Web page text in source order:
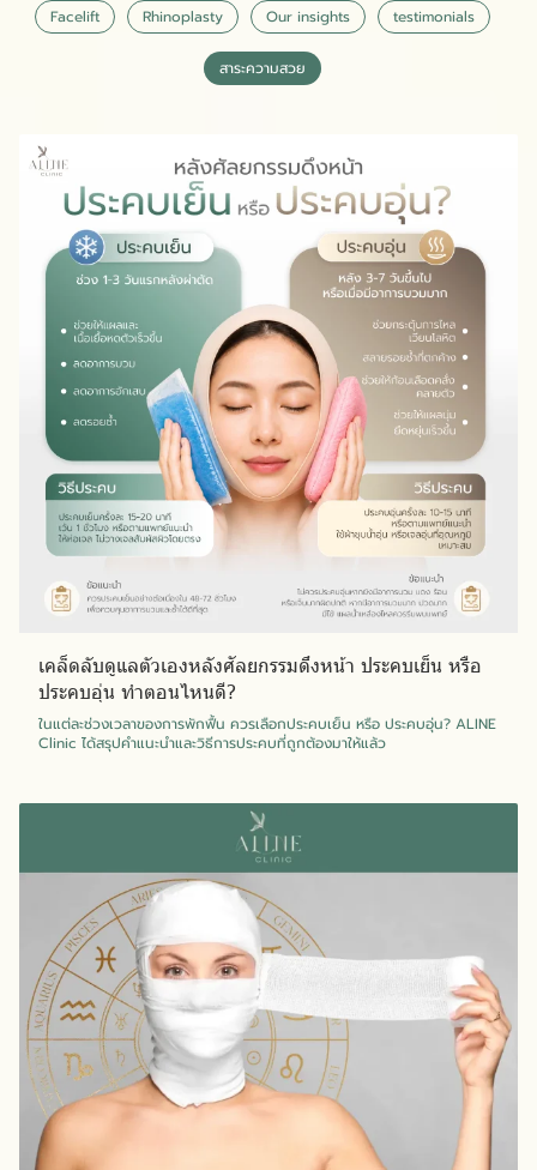
Facelift Rhinoplasty Our insights testimonials
สาระความสวย
เคล็ดลับดูแลตัวเองหลังศัลยกรรมดึงหน้า ประคบเย็น หรือ
ประคบอุ่น ทำตอนไหนดี?
ในแต่ละช่วงเวลาของการพักฟื้น ควรเลือกประคบเย็น หรือ ประคบอุ่น? ALINE
Clinic ได้สรุปคำแนะนำและวิธีการประคบที่ถูกต้องมาให้แล้ว